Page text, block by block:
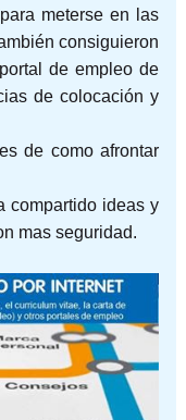
meterse en las
consiguieron
de empleo de
de colocación y
de como afrontar
compartido ideas y
mas seguridad.